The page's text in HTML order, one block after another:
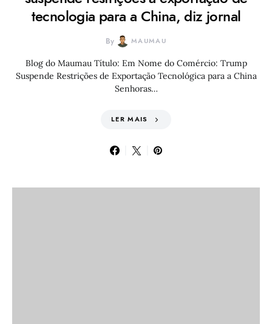
tecnologia para a China, diz jornal
By MAUMAU
Blog do Maumau Título: Em Nome do Comércio: Trump
Suspende Restrições de Exportação Tecnológica para a China
Senhoras…
LER MAIS